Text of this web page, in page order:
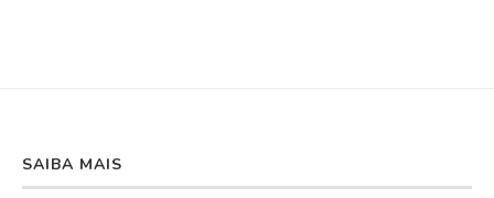
SAIBA MAIS